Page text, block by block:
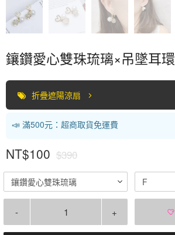
鑲鑽愛心雙珠琉璃×吊墜耳環
折疊遮陽涼扇
📣 滿500元：超商取貨免運費
NT$100 $390
鑲鑽愛心雙珠琉璃 F
- +